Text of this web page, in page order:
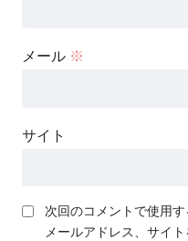
メール ※
サイト
次回のコメントで使用
メールアドレス、サイト